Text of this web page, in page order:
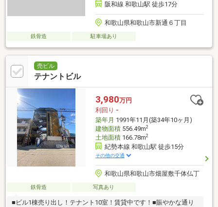
阪和線 和歌山駅 徒歩17分
和歌山県和歌山市新通６丁目
鉄骨造 駐車場あり
売ビル
テナントビル
3,980万円
利回り -
築年月 1991年11月(築34年10ヶ月)
建物面積556.49m2
土地面積166.78m2
紀勢本線 和歌山駅 徒歩15分
その他の交通
和歌山県和歌山市畑屋敷千体仏丁
鉄骨造 写真あり
■ビル1棟売り出し！テナント10室！賃貸中です！■賑やかな通り